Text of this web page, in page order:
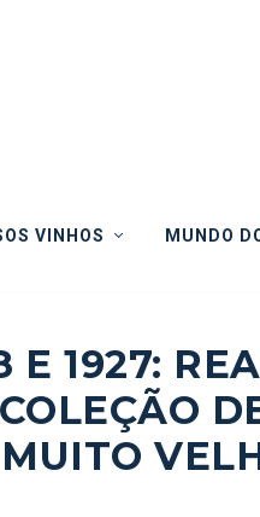
VINHOS MUNDO
E 1927:
MUITO